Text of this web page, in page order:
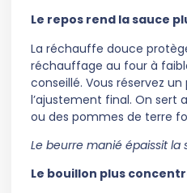
Le repos rend la sauce
La réchauffe douce
réchauffage au four à
conseillé. Vous réservez
l’ajustement final. On sert
ou des pommes de terre
Le beurre manié épaissit la
Le bouillon plus